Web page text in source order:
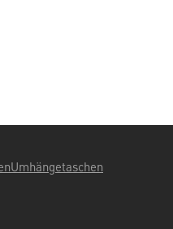
Umhängetaschen